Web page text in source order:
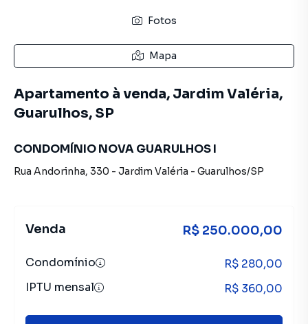
Fotos
Mapa
Apartamento à venda, Jardim Valéria,
Guarulhos, SP
CONDOMÍNIO NOVA GUARULHOS I
Rua Andorinha, 330 - Jardim Valéria - Guarulhos/SP
Venda R$ 250.000,00
Condomínio
R$ 280,00
IPTU mensal
R$ 360,00